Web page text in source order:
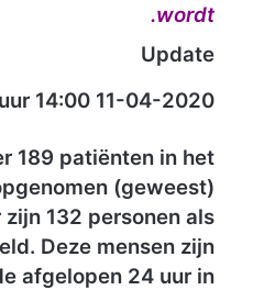
wordt.
Update
11-04-2020 14:00 uur
189 patiënten in het
(geweest)
zijn 132 personen als
Deze mensen zijn
afgelopen 24 uur in